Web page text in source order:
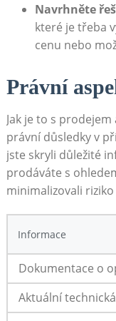
Navrhněte
které je třeba
cenu nebo
Právní
Jak je to s
právní důsledky v
jste skryli důležité
prodáváte s
minimalizovali
Informace
Dokumentace o
Aktuální